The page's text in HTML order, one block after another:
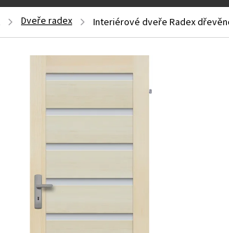
Dveře radex Interiérové dveře Radex